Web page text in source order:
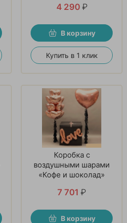
4 290 ₽
В корзину
Купить в 1 клик
Коробка с
воздушными шарами
«Кофе и шоколад»
7 701 ₽
В корзину